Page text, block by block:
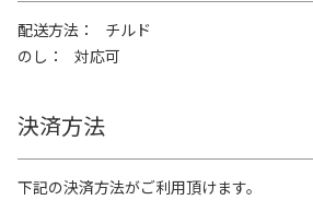
配送方法
チルド
のし
対応可
決済方法
下記の決済方法がご利用頂けます。